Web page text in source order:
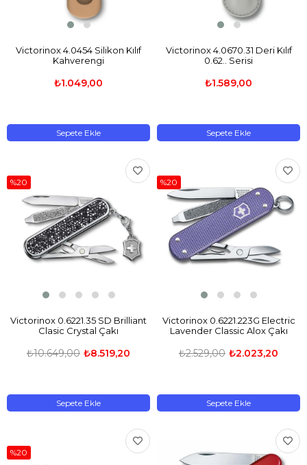
Victorinox 4.0454 Silikon Kılıf
Kahverengi
₺1.049,00
Sepete Ekle
Victorinox 4.0670.31 Deri Kılıf
0.62.. Serisi
₺1.589,00
Sepete Ekle
Victorinox 0.6221.35 SD Brilliant
Clasic Crystal Çakı
₺8.519,20
₺10.649,00
Sepete Ekle
%20
Victorinox 0.6221.223G Electric
Lavender Classic Alox Çakı
₺2.023,20
₺2.529,00
Sepete Ekle
%20
%20